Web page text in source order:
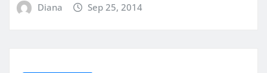
Diana Sep 25, 2014